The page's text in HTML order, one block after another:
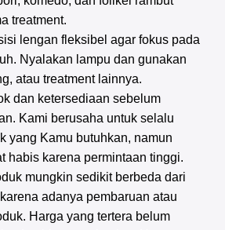
treatment.
lengan fleksibel agar fokus pada
Nyalakan lampu dan gunakan
atau treatment lainnya.
dan ketersediaan sebelum
Kami berusaha untuk selalu
yang Kamu butuhkan, namun
habis karena permintaan tinggi.
mungkin sedikit berbeda dari
adanya pembaruan atau
Harga yang tertera belum